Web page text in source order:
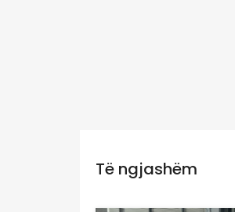
Të ngjashëm